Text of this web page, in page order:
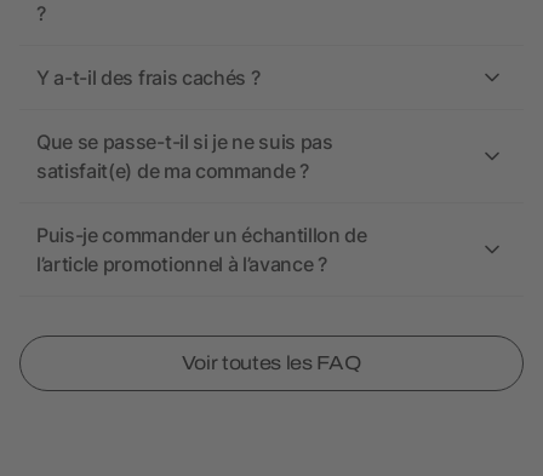
?
Y a-t-il des frais cachés ?
Que se passe-t-il si je ne suis pas
satisfait(e) de ma commande ?
Puis-je commander un échantillon de
l’article promotionnel à l’avance ?
Voir toutes les FAQ